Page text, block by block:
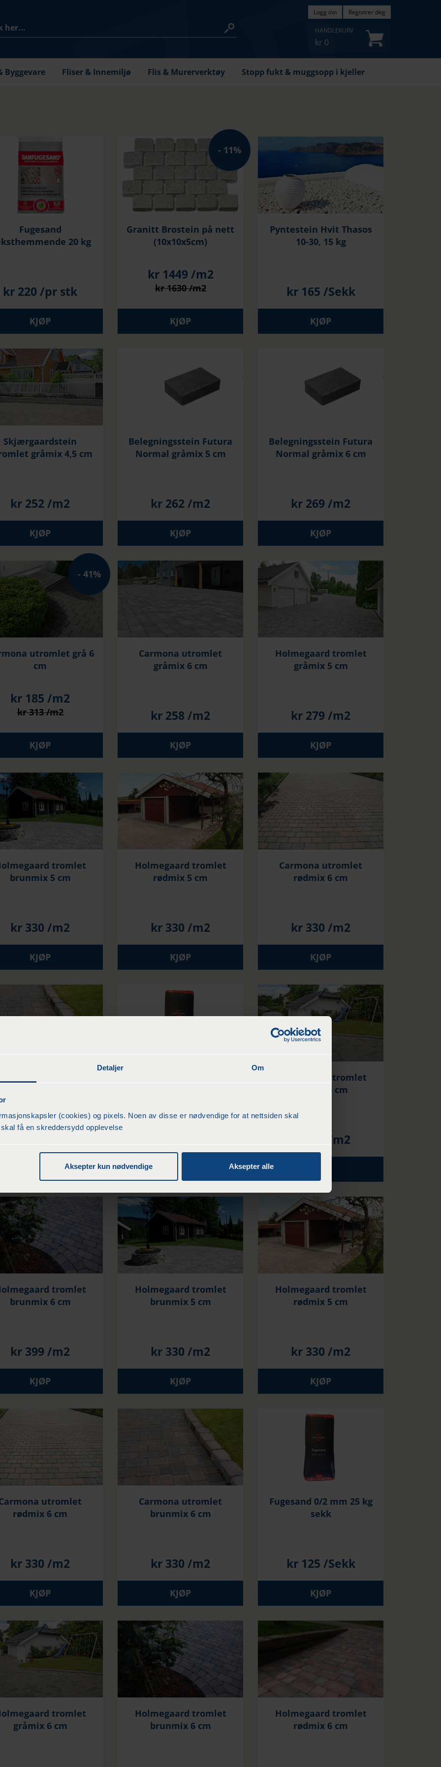
Detaljer Om
(cookies) og pixels. Noen av disse er nødvendige for at nettsiden skal
få en skreddersydd opplevelse
Aksepter kun nødvendige Aksepter alle
Registrer deg
Logg inn
HANDLEKURV
kr 0
Byggevare Fliser & Innemiljø Flis & Murerverktøy Stopp fukt & muggsopp i kjeller
Fugesand
20 kg
kr 220 /pr stk
KJØP
11%
Granitt Brostein på nett
(10x10x5cm)
kr1449 /m2
kr1630/m2
KJØP
Pyntestein Hvit Thasos
10-30, 15 kg
kr165 /Sekk
KJØP
Skjærgaardstein
gråmix 4,5 cm
kr 252/m2
KJØP
Belegningsstein Futura
Normal gråmix 5 cm
kr 262/m2
KJØP
Belegningsstein Futura
Normal gråmix 6 cm
kr 269 /m2
KJØP
41%
utromlet grå 6
cm
kr 185 /m2
kr313/m2
KJØP
Carmona utromlet
gråmix 6 cm
kr 258 /m2
KJØP
Holmegaard tromlet
gråmix 5 cm
kr 279 /m2
KJØP
tromlet
brunmix 5 cm
kr 330 /m2
KJØP
Holmegaard tromlet
rødmix 5 cm
kr 330 /m2
KJØP
Carmona utromlet
rødmix 6 cm
kr 330 /m2
KJØP
Holmegaard tromlet
gråmix 6 cm
/m2
tromlet
brunmix 6 cm
kr 399 /m2
KJØP
Holmegaard tromlet
brunmix 5 cm
kr 330 /m2
KJØP
Holmegaard tromlet
rødmix 5 cm
kr 330 /m2
KJØP
utromlet
rødmix 6 cm
kr 330 /m2
KJØP
Carmona utromlet
brunmix 6 cm
kr 330 /m2
KJØP
Fugesand 0/2 mm 25 kg
sekk
kr125 /Sekk
KJØP
tromlet
gråmix 6 cm
Holmegaard tromlet
brunmix 6 cm
Holmegaard tromlet
rødmix 6 cm